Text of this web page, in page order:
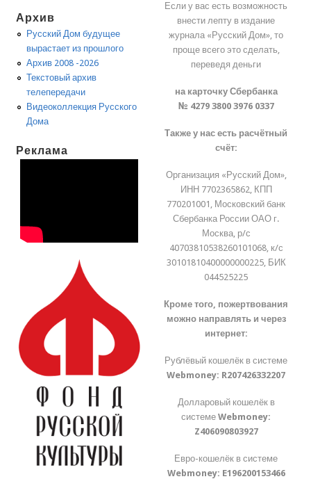
Архив
Русский Дом будущее
вырастает из прошлого
Архив 2008 -2026
Текстовый архив
телепередачи
Видеоколлекция Русского
Дома
Реклама
Если у вас есть возможность
внести лепту в издание
журнала «Русский Дом», то
проще всего это сделать,
переведя деньги
на карточку Сбербанка
№ 4279 3800 3976 0337
Также у нас есть расчётный
счёт:
Организация «Русский Дом»,
ИНН 7702365862, КПП
770201001, Московский банк
Сбербанка России ОАО г.
Москва, р/с
40703810538260101068, к/с
30101810400000000225, БИК
044525225
Кроме того, пожертвования
можно направлять и через
интернет:
Рублёвый кошелёк в системе
Webmoney: R207426332207
Долларовый кошелёк в
системеWebmoney:
Z406090803927
Евро-кошелёк в системе
Webmoney: E196200153466